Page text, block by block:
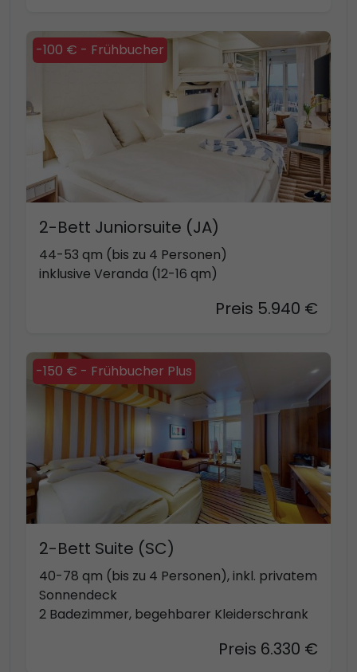
-100 € - Frühbucher
2-Bett Juniorsuite (JA)
44-53 qm (bis zu 4 Personen)
inklusive Veranda (12-16 qm)
Preis 5.940 €
-150 € - Frühbucher Plus
2-Bett Suite (SC)
40-78 qm (bis zu 4 Personen), inkl. privatem
Sonnendeck
2 Badezimmer, begehbarer Kleiderschrank
Preis 6.330 €